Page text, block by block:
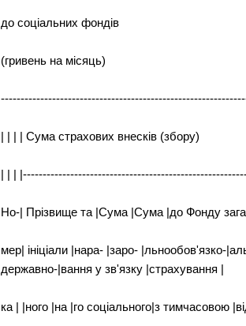
до соціальних фондів
(гривень на місяць)
| | | | Сума страхових внесків (збору)
| | |
Но-| Прізвище та |Сума |Сума |до Фонду
мер| ініціали |нара- |заро- |льнообов'язко-
державно-|вання у зв'язку |страхування |
ка | |ного |на |го соціального|з тимчасовою